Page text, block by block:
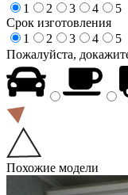
1
2 3 4
5
Срок изготовления
1
2 3 4
5
Пожалуйста,
Похожие модели